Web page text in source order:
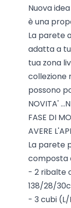
Nuova
è una
La parete
adatta a
tua zona
collezione
possono
NOVITA'
FASE DI
AVERE
La parete
composta
- 2 ribalte
138/28/
- 3 cubi